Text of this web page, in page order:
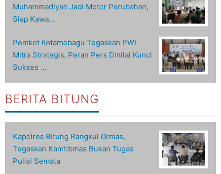
Muhammadiyah Jadi Motor Perubahan,
Siap Kawa…
Pemkot Kotamobagu Tegaskan PWI
Mitra Strategis, Peran Pers Dinilai Kunci
Sukses …
BERITA BITUNG
Kapolres Bitung Rangkul Ormas,
Tegaskan Kamtibmas Bukan Tugas
Polisi Semata